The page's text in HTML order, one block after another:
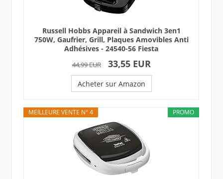
Russell Hobbs Appareil à Sandwich 3en1
750W, Gaufrier, Grill, Plaques Amovibles Anti
Adhésives - 24540-56 Fiesta
44,99 EUR 33,55 EUR
Acheter sur Amazon
PROMO
MEILLEURE VENTE N° 4